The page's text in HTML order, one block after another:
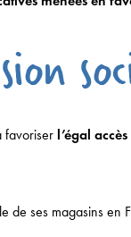
favoriser l’égal
de ses magasins